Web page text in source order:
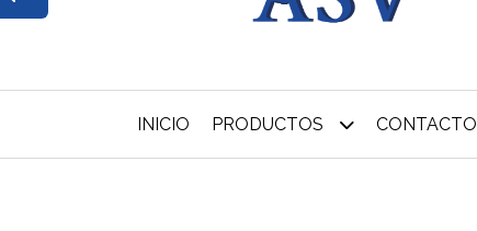
INICIO PRODUCTOS CONTACTO